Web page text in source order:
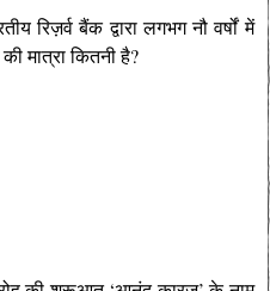
रिज़र्व बैंक द्वारा लगभग नौ वर्षों में
मात्रा कितनी है?